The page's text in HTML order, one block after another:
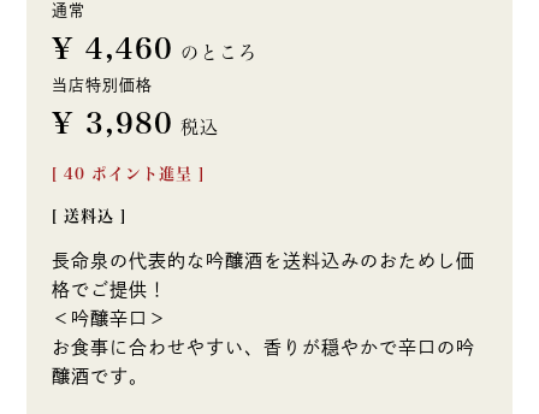
通常
¥ 4,460 のところ
当店特別価格
¥ 3,980 税込
40 ポイント進呈 ]
送料込
長命泉の代表的な吟醸酒を送料込みのおためし価
格でご提供！
＜吟醸辛口＞
お食事に合わせやすい、香りが穏やかで辛口の吟
醸酒です。